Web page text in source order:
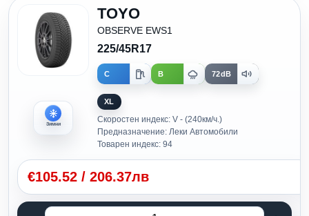
Зимни
TOYO
OBSERVE EWS1
225/45R17
C B 72dB
XL
Скоростен индекс: V - (240км/ч.)
Предназначение: Леки Автомобили
Товарен индекс: 94
€105.52 / 206.37лв